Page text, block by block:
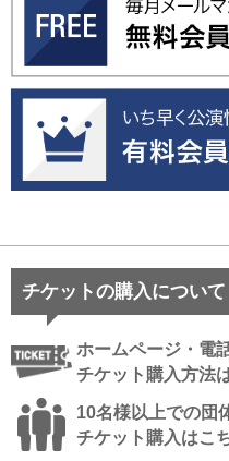
チケットの購入について
ホームページ・電
チケット購入方法
10名様以上での団
チケット購入はこ